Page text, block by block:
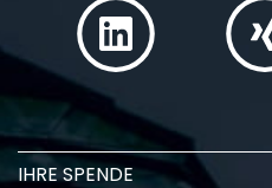
IHRE SPENDE